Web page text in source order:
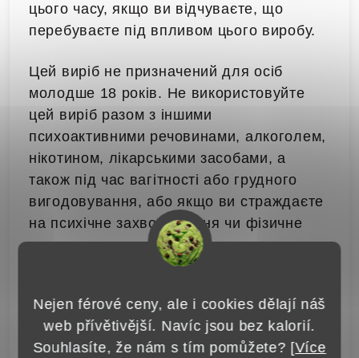
Nejen férové ceny, ale i cookies dělají náš
web přívětivější. Navíc jsou bez kalorií.
Souhlasíte, že nám s tím pomůžete? [Více
цього часу, якщо ви відчуваєте, що
перебуваєте під впливом цього виробу.
Цей виріб не призначений для осіб
молодше 18 років. Не використовуйте
цей виріб разом з іншими
психоактивними речовинами, алкоголем,
нікотином, лікарськими засобами, а
також під час вагітності або грудного
вигодовування, або якщо ви страждаєте
на психічне захворювання чи фізичне
захворювання, пов’язане з порушенням
функції нирок, печінки, серця та судин.
Додаткові параметри